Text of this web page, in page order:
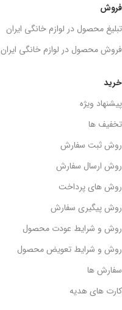
خرید
پیشنهاد ویژه
تخفیف ها
روش ثبت سفارش
روش ارسال سفارش
روش های پرداخت
روش پیگیری سفارش
روش و شرایط عودت محصول
روش و شرایط تعویض محصول
سفارش ها
کارت های هدیه
فروش
تبلیغ محصول در لوازم خانگی ایران
فروش محصول در لوازم خانگی ایران